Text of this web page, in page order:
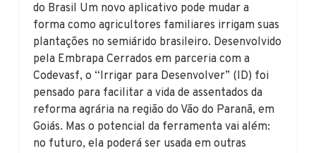
do Brasil Um novo aplicativo pode mudar a
forma como agricultores familiares irrigam suas
plantações no semiárido brasileiro. Desenvolvido
pela Embrapa Cerrados em parceria com a
Codevasf, o “Irrigar para Desenvolver” (ID) foi
pensado para facilitar a vida de assentados da
reforma agrária na região do Vão do Paranã, em
Goiás. Mas o potencial da ferramenta vai além:
no futuro, ela poderá ser usada em outras